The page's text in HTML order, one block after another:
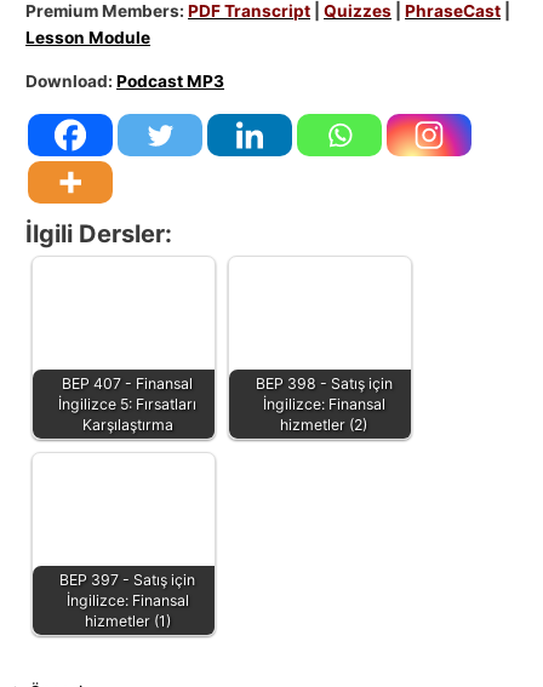
Premium Members:PDF Transcript |Quizzes |PhraseCast
Lesson Module
Download:Podcast MP3
İlgili Dersler:
BEP 407 - Finansal
İngilizce 5: Fırsatları
Karşılaştırma
BEP 398 - Satış için
İngilizce: Finansal
hizmetler (2)
BEP 397 - Satış için
İngilizce: Finansal
hizmetler (1)